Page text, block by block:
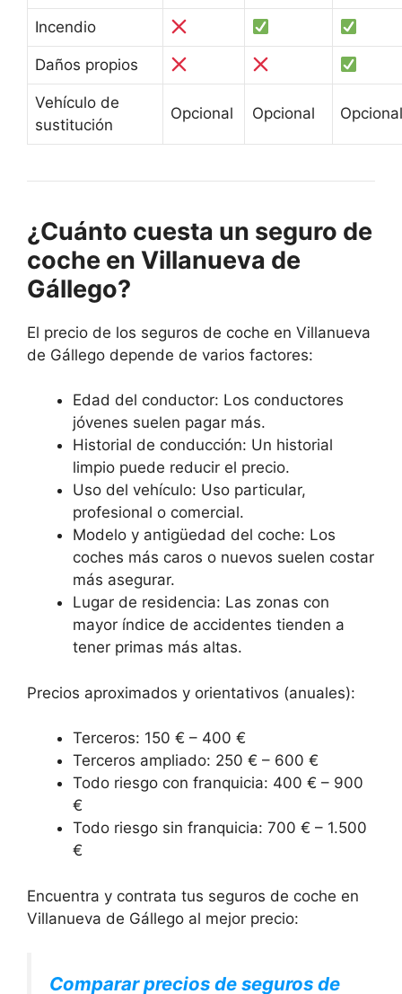
Incendio
Daños propios
Vehículo de
sustitución
Opcional Opcional Opcional
¿Cuánto cuesta un seguro de
coche en Villanueva de
Gállego?
El precio de los seguros de coche en Villanueva
de Gállego depende de varios factores:
Edad del conductor: Los conductores
jóvenes suelen pagar más.
Historial de conducción: Un historial
limpio puede reducir el precio.
Uso del vehículo: Uso particular,
profesional o comercial.
Modelo y antigüedad del coche: Los
coches más caros o nuevos suelen costar
más asegurar.
Lugar de residencia: Las zonas con
mayor índice de accidentes tienden a
tener primas más altas.
Precios aproximados y orientativos (anuales):
Terceros: 150 € – 400 €
Terceros ampliado: 250 € – 600 €
Todo riesgo con franquicia: 400 € – 900
€
Todo riesgo sin franquicia: 700 € – 1.500
€
Encuentra y contrata tus seguros de coche en
Villanueva de Gállego al mejor precio:
Comparar precios de seguros de